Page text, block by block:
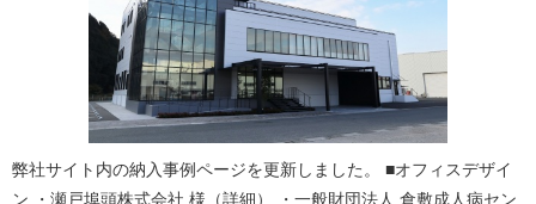
弊社サイト内の納入事例ページを更新しました。 ■オフィスデザイ
ン ・瀬戸埠頭株式会社 様（詳細​） ・一般財団法人 倉敷成人病セン